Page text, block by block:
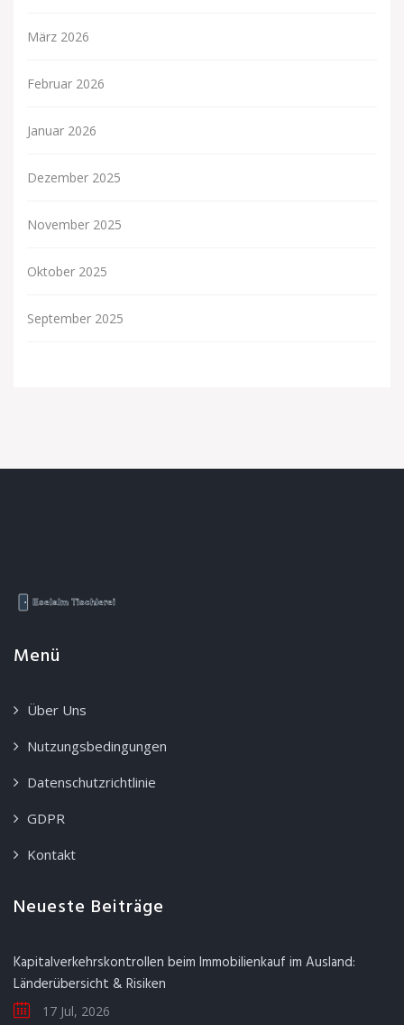
März 2026
Februar 2026
Januar 2026
Dezember 2025
November 2025
Oktober 2025
September 2025
Menü
Über Uns
Nutzungsbedingungen
Datenschutzrichtlinie
GDPR
Kontakt
Neueste Beiträge
Kapitalverkehrskontrollen beim Immobilienkauf im Ausland:
Länderübersicht & Risiken
17 Jul, 2026